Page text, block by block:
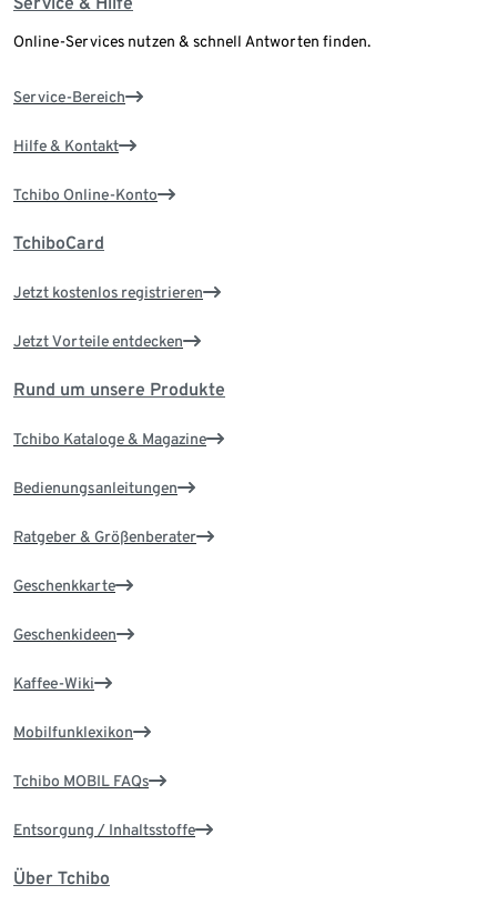
Online-Services nutzen & schnell Antworten finden.
Service-Bereich
Hilfe & Kontakt
Tchibo Online-Konto
TchiboCard
Jetzt kostenlos registrieren
Jetzt Vorteile entdecken
Rund um unsere Produkte
Tchibo Kataloge & Magazine
Bedienungsanleitungen
Ratgeber & Größenberater
Geschenkkarte
Geschenkideen
Kaffee-Wiki
Mobilfunklexikon
Tchibo MOBIL FAQs
Entsorgung / Inhaltsstoffe
Über Tchibo